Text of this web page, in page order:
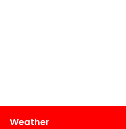
Weather